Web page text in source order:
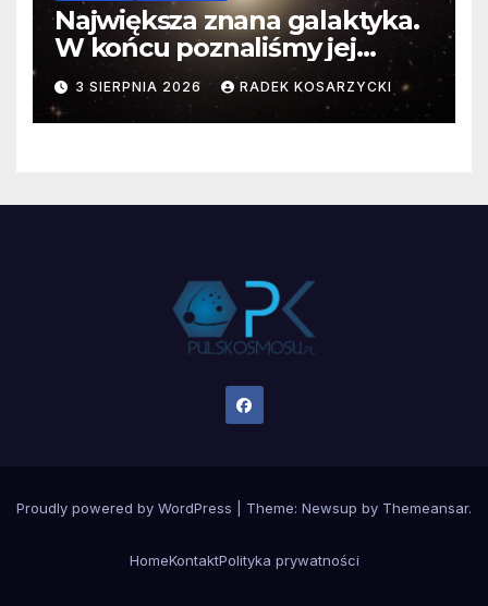
Największa znana galaktyka.
W końcu poznaliśmy jej
faktyczne wymiary
3 SIERPNIA 2026 RADEK KOSARZYCKI
Proudly powered by WordPress Theme: Newsup by Themeansar.
HomeKontaktPolityka prywatności